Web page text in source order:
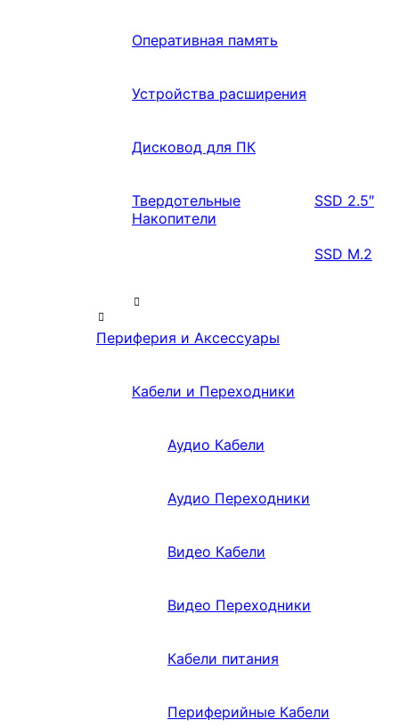
Оперативная память
Устройства расширения
Дисковод для ПК
Твердотельные
Накопители
SSD 2.5″
SSD M.2
Периферия и Аксессуары
Кабели и Переходники
Аудио Кабели
Аудио Переходники
Видео Кабели
Видео Переходники
Кабели питания
Периферийные Кабели